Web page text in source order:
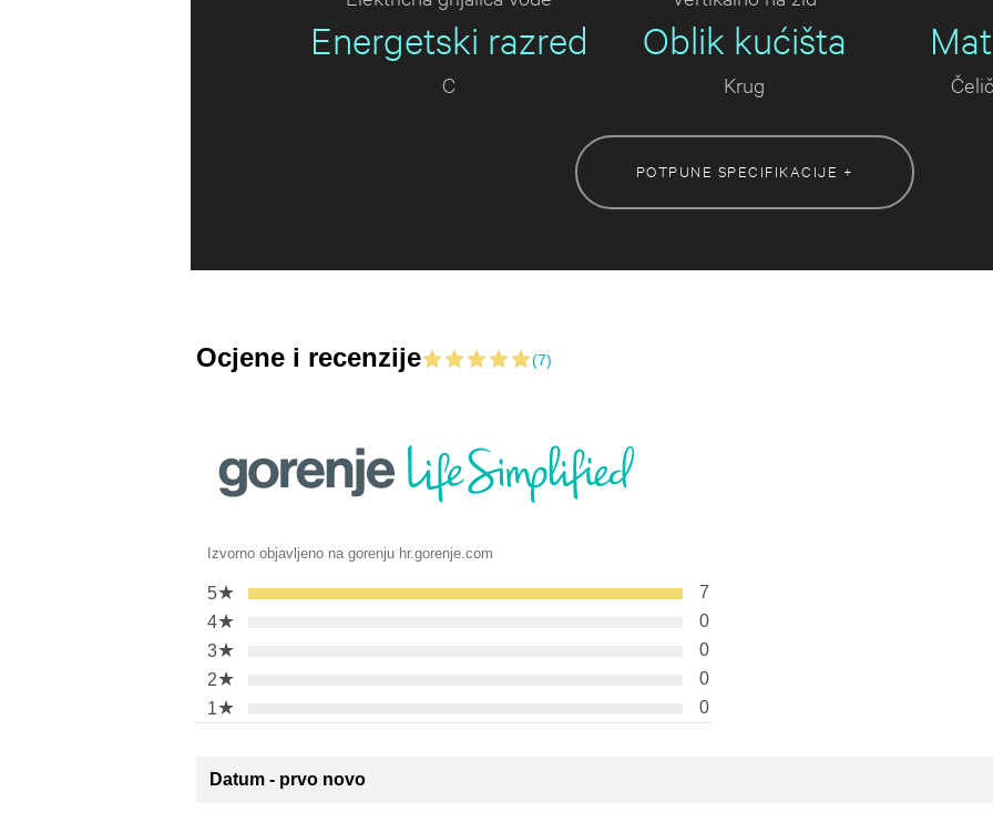
Energetski razred
C
Oblik kućišta
Krug
POTPUNE SPECIFIKACIJE +
Ocjene i recenzije (7)
Izvorno objavljeno na gorenju hr.gorenje.com
5★
7
4★
0
3★
0
2★
0
1★ 0
Datum - prvo novo